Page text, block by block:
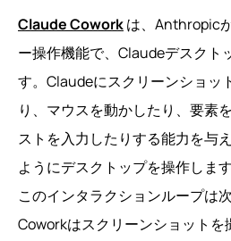
Claude Coworkは、Anthropic
ー操作機能で、Claudeデスクト
す。Claudeにスクリーンショッ
り、マウスを動かしたり、要素
ストを入力したりする能力を与
ようにデスクトップを操作します
このインタラクションループは
Coworkはスクリーンショット